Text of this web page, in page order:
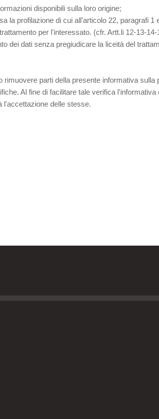
disponibili sulla loro origine;
la profilazione di cui all'articolo 22, paragrafi
per l'interessato. (cfr. Artt.li 12-13-
dei dati senza pregiudicare la liceità del
parti della presente informativa
Al fine di facilitare tale verifica
l'accettazione delle stesse.